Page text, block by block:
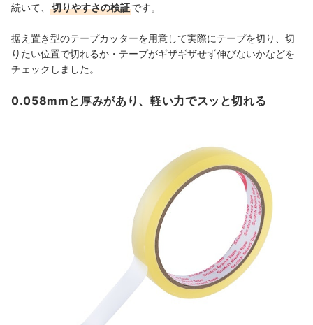
続いて、 切りやすさの検証です。
据え置き型のテープカッターを用意して実際にテープを切り、切
りたい位置で切れるか・テープがギザギザせず伸びないかなどを
チェックしました。
0.058mmと厚みがあり、軽い力でスッと切れる